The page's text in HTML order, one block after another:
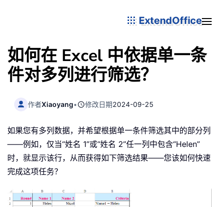
ExtendOffice
如何在 Excel 中依据单一条
件对多列进行筛选？
作者Xiaoyang• 修改日期2024-09-25
如果您有多列数据，并希望根据单一条件筛选其中的部分列
——例如，仅当“姓名 1”或“姓名 2”任一列中包含“Helen”
时，就显示该行，从而获得如下筛选结果——您该如何快速
完成这项任务？